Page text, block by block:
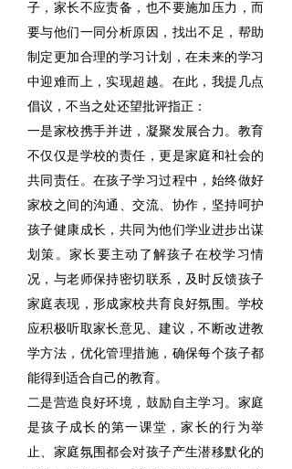
子，家长不应责备，也不要施加压力，而
要与他们一同分析原因，找出不足，帮助
制定更加合理的学习计划，在未来的学习
中迎难而上，实现超越。在此，我提几点
倡议，不当之处还望批评指正：
一是家校携手并进，凝聚发展合力。 教育
不仅仅是学校的责任，更是家庭和社会的
共同责任。在孩子学习过程中，始终做好
家校之间的沟通、交流、协作，坚持呵护
孩子健康成长，共同为他们学业进步出谋
划策。家长要主动了解孩子在校学习情
况，与老师保持密切联系，及时反馈孩子
家庭表现，形成家校共育良好氛围。学校
应积极听取家长意见、建议，不断改进教
学方法，优化管理措施，确保每个孩子都
能得到适合自己的教育。
二是营造良好环境，鼓励自主学习。 家庭
是孩子成长的第一课堂，家长的行为举
止、家庭氛围都会对孩子产生潜移默化的